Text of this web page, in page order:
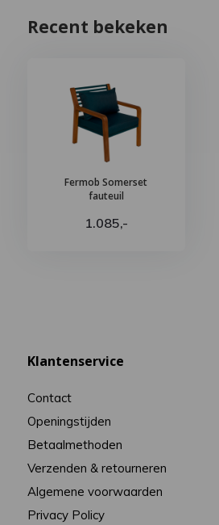
Recent bekeken
Fermob Somerset
fauteuil
1.085,-
Klantenservice
Contact
Openingstijden
Betaalmethoden
Verzenden & retourneren
Algemene voorwaarden
Privacy Policy